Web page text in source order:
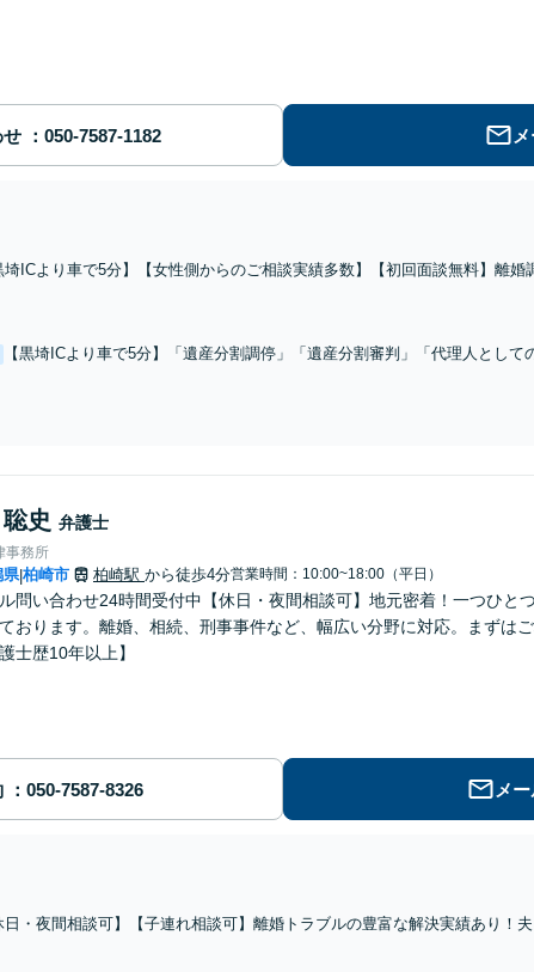
せ
埼ICより車で5分】【女性側からのご相談実績多数】【初回面談無料】離
【黒埼ICより車で5分】「遺産分割調停」「遺産分割審判」「代理人とし
史 弁護士
事務所
県|柏崎市 柏崎駅 から徒歩4分営業時間：10:00~18:00（平日）
問い合わせ24時間受付中【休日・夜間相談可】地元密着！一つひと
おります。離婚、相続、刑事事件など、幅広い分野に対応。まずは
士歴10年以上】
メ
日・夜間相談可】【子連れ相談可】離婚トラブルの豊富な解決実績あり！